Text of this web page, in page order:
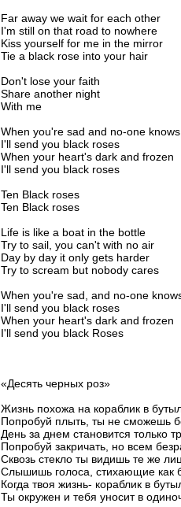
Far away we wait for each other
I'm still on that road to nowhere
Kiss yourself for me in the mirror
Tie a black rose into your hair
Don't lose your faith
Share another night
With me
When you're sad and no-one
I'll send you black roses
When your heart's dark and frozen
I'll send you black roses
Ten Black roses
Ten Black roses
Life is like a boat in the bottle
Try to sail, you can't with no air
Day by day it only gets harder
Try to scream but nobody cares
When you're sad, and no-one
I'll send you black roses
When your heart's dark and frozen
I'll send you black Roses
«Десять черных роз»
Жизнь похожа на кораблик в
Попробуй плыть, ты не сможешь
День за днем становится только
Попробуй закричать, но всем
Сквозь стекло ты видишь те же
Слышишь голоса, стихающие как
Когда твоя жизнь- кораблик в
Ты окружен и тебя уносит в